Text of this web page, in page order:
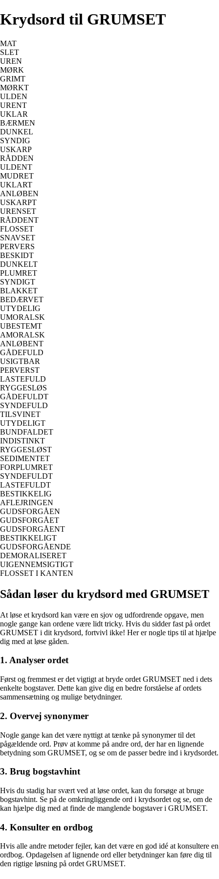
Krydsord til GRUMSET
MAT
SLET
UREN
MØRK
GRIMT
MØRKT
ULDEN
URENT
UKLAR
BÆRMEN
DUNKEL
SYNDIG
USKARP
RÅDDEN
ULDENT
MUDRET
UKLART
ANLØBEN
USKARPT
URENSET
RÅDDENT
FLOSSET
SNAVSET
PERVERS
BESKIDT
DUNKELT
PLUMRET
SYNDIGT
BLAKKET
BEDÆRVET
UTYDELIG
UMORALSK
UBESTEMT
AMORALSK
ANLØBENT
GÅDEFULD
USIGTBAR
PERVERST
LASTEFULD
RYGGESLØS
GÅDEFULDT
SYNDEFULD
TILSVINET
UTYDELIGT
BUNDFALDET
INDISTINKT
RYGGESLØST
SEDIMENTET
FORPLUMRET
SYNDEFULDT
LASTEFULDT
BESTIKKELIG
AFLEJRINGEN
GUDSFORGÅEN
GUDSFORGÅET
GUDSFORGÅENT
BESTIKKELIGT
GUDSFORGÅENDE
DEMORALISERET
UIGENNEMSIGTIGT
FLOSSET I KANTEN
Sådan løser du krydsord med GRUMSET
At løse et krydsord kan være en sjov og udfordrende opgave, men
nogle gange kan ordene være lidt tricky. Hvis du sidder fast på ordet
GRUMSET i dit krydsord, fortvivl ikke! Her er nogle tips til at hjælpe
dig med at løse gåden.
1. Analyser ordet
Først og fremmest er det vigtigt at bryde ordet GRUMSET ned i dets
enkelte bogstaver. Dette kan give dig en bedre forståelse af ordets
sammensætning og mulige betydninger.
2. Overvej synonymer
Nogle gange kan det være nyttigt at tænke på synonymer til det
pågældende ord. Prøv at komme på andre ord, der har en lignende
betydning som GRUMSET, og se om de passer bedre ind i krydsordet.
3. Brug bogstavhint
Hvis du stadig har svært ved at løse ordet, kan du forsøge at bruge
bogstavhint. Se på de omkringliggende ord i krydsordet og se, om de
kan hjælpe dig med at finde de manglende bogstaver i GRUMSET.
4. Konsulter en ordbog
Hvis alle andre metoder fejler, kan det være en god idé at konsultere en
ordbog. Opdagelsen af lignende ord eller betydninger kan føre dig til
den rigtige løsning på ordet GRUMSET.